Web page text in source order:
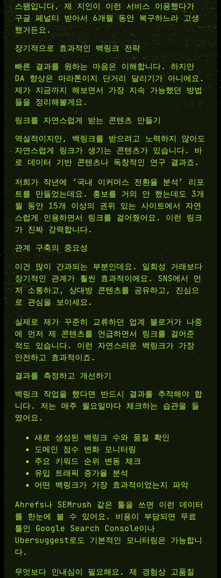
스팸입니다. 제 지인이 이런 서비스 이용했다가
구글 페널티 받아서 6개월 동안 복구하느라 고생
했거든요.
장기적으로 효과적인 백링크 전략
빠른 결과를 원하는 마음은 이해합니다. 하지만
DA 향상은 마라톤이지 단거리 달리기가 아니에요.
제가 지금까지 해보면서 가장 지속 가능했던 방법
들을 정리해볼게요.
링크를 자연스럽게 받는 콘텐츠 만들기
역설적이지만, 백링크를 받으려고 노력하지 않아도
자연스럽게 링크가 생기는 콘텐츠가 있습니다. 바
로 데이터 기반 콘텐츠나 독창적인 연구 결과죠.
저희가 작년에 ‘국내 이커머스 전환율 분석’ 리포
트를 만들었는데요. 홍보를 거의 안 했는데도 3개
월 동안 15개 이상의 권위 있는 사이트에서 자연
스럽게 인용하면서 링크를 걸어줬어요. 이런 링크
가 진짜 강력합니다.
관계 구축의 중요성
이건 많이 간과되는 부분인데요. 일회성 거래보다
장기적인 관계가 훨씬 효과적이에요. SNS에서 먼
저 소통하고, 상대방 콘텐츠를 공유하고, 진심으
로 관심을 보이세요.
실제로 제가 꾸준히 교류하던 업계 블로거가 나중
에 먼저 제 콘텐츠를 언급하면서 링크를 걸어준
적도 있습니다. 이런 자연스러운 백링크가 가장
안전하고 효과적이죠.
결과를 측정하고 개선하기
백링크 작업을 했다면 반드시 결과를 추적해야 합
니다. 저는 매주 월요일마다 체크하는 습관을 들
였어요.
새로 생성된 백링크 수와 품질 확인
도메인 점수 변화 모니터링
주요 키워드 순위 변동 체크
유입 트래픽 증가율 분석
어떤 백링크가 가장 효과적이었는지 파악
Ahrefs나 SEMrush 같은 툴을 쓰면 이런 데이터
를 한눈에 볼 수 있어요. 비용이 부담되면 무료
툴인 Google Search Console이나
Ubersuggest로도 기본적인 모니터링은 가능합니
다.
무엇보다 인내심이 필요해요. 제 경험상 고품질